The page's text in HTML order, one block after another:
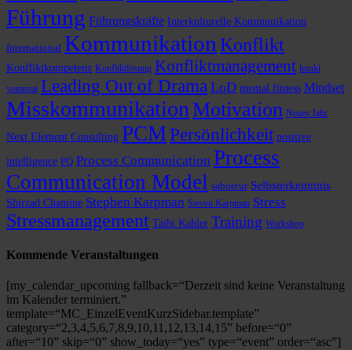
Führung Führungskräfte Interkulturelle Kommunikation
International Kommunikation Konflikt
Konfliktkompetenz Konfliktlösung Konfliktmanagement kuuki
yomenai Leading Out of Drama LoD mental fitness Mindset
Misskommunikation Motivation Neues Jahr
Next Element Consulting PCMPersönlichkeit positive
intelligence PQ Process Communication Process
Communication Model saboteur Selbsterkenntnis
Shirzad Chamine Stephen Karpman Steven Karpman Stress
Stressmanagement Taibi Kahler Training Workshop
Kommende Veran­stal­tungen
[my_calendar_upcoming fallback=“Derzeit sind keine Veran­stal­tung
im Kalender termi­niert.”
template=“MC_EinzelEventKurzSidebar.template”
category=“2,3,4,5,6,7,8,9,10,11,12,13,14,15” before=“0”
after=“10” skip=“0” show_today=“yes” type=“event” order=“asc”]